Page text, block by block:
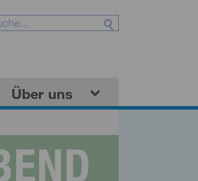
Über uns